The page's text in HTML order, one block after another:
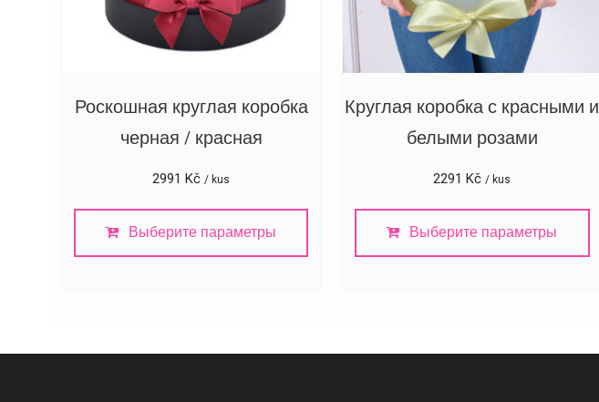
Роскошная круглая коробка
черная / красная
2991Kč / kus
Выберите параметры
Круглая коробка с красными и
белыми розами
2291Kč / kus
Выберите параметры